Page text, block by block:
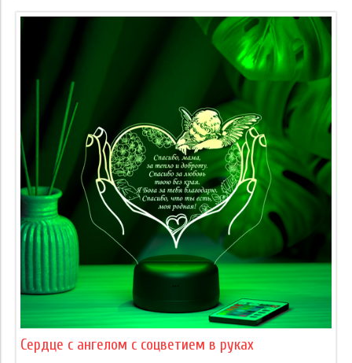
Сердце c ангелом с соцветием в руках